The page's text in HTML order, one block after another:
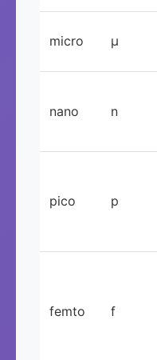
micro μ
nano n
pico p
femto f